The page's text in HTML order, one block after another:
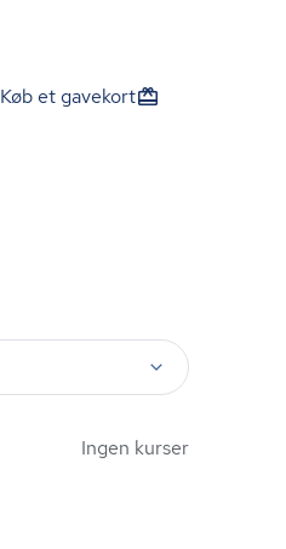
Køb et gavekort
Ingen kurser